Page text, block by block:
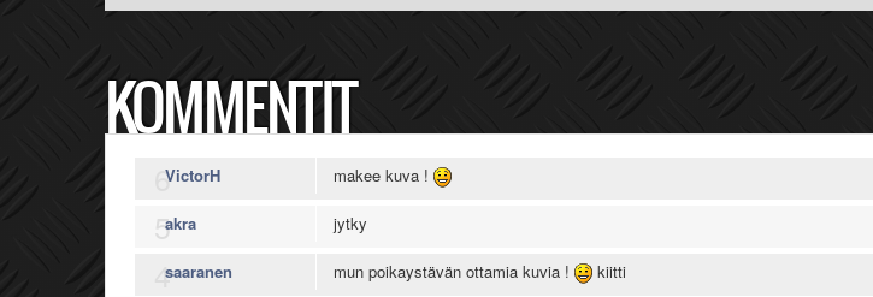
KOMMENTIT
6
VictorH makee kuva !
5akra jytky
4
saaranen mun poikaystävän ottamia kuvia ! kiitti